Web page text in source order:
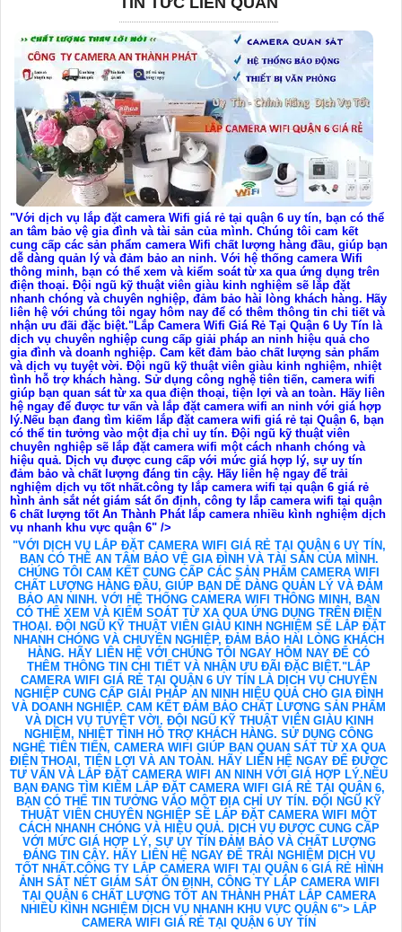
"Với dịch vụ lắp đặt camera Wifi giá rẻ tại quận 6 uy tín, bạn có thể
an tâm bảo vệ gia đình và tài sản của mình. Chúng tôi cam kết
cung cấp các sản phẩm camera Wifi chất lượng hàng đầu, giúp bạn
dễ dàng quản lý và đảm bảo an ninh. Với hệ thống camera Wifi
thông minh, bạn có thể xem và kiểm soát từ xa qua ứng dụng trên
điện thoại. Đội ngũ kỹ thuật viên giàu kinh nghiệm sẽ lắp đặt
nhanh chóng và chuyên nghiệp, đảm bảo hài lòng khách hàng. Hãy
liên hệ với chúng tôi ngay hôm nay để có thêm thông tin chi tiết và
nhận ưu đãi đặc biệt."Lắp Camera Wifi Giá Rẻ Tại Quận 6 Uy Tín là
dịch vụ chuyên nghiệp cung cấp giải pháp an ninh hiệu quả cho
gia đình và doanh nghiệp. Cam kết đảm bảo chất lượng sản phẩm
và dịch vụ tuyệt vời. Đội ngũ kỹ thuật viên giàu kinh nghiệm, nhiệt
tình hỗ trợ khách hàng. Sử dụng công nghệ tiên tiến, camera wifi
giúp bạn quan sát từ xa qua điện thoại, tiện lợi và an toàn. Hãy liên
hệ ngay để được tư vấn và lắp đặt camera wifi an ninh với giá hợp
lý.Nếu bạn đang tìm kiếm lắp đặt camera wifi giá rẻ tại Quận 6, bạn
có thể tin tưởng vào một địa chỉ uy tín. Đội ngũ kỹ thuật viên
chuyên nghiệp sẽ lắp đặt camera wifi một cách nhanh chóng và
hiệu quả. Dịch vụ được cung cấp với mức giá hợp lý, sự uy tín
đảm bảo và chất lượng đáng tin cậy. Hãy liên hệ ngay để trải
nghiệm dịch vụ tốt nhất.công ty lắp camera wifi tại quận 6 giá rẻ
hình ảnh sắt nét giám sát ổn định, công ty lắp camera wifi tại quận
6 chất lượng tốt An Thành Phát lắp camera nhiều kình nghiệm dịch
vụ nhanh khu vực quận 6" />
"VỚI DỊCH VỤ LẮP ĐẶT CAMERA WIFI GIÁ RẺ TẠI QUẬN 6 UY TÍN,
BẠN CÓ THỂ AN TÂM BẢO VỆ GIA ĐÌNH VÀ TÀI SẢN CỦA MÌNH.
CHÚNG TÔI CAM KẾT CUNG CẤP CÁC SẢN PHẨM CAMERA WIFI
CHẤT LƯỢNG HÀNG ĐẦU, GIÚP BẠN DỄ DÀNG QUẢN LÝ VÀ ĐẢM
BẢO AN NINH. VỚI HỆ THỐNG CAMERA WIFI THÔNG MINH, BẠN
CÓ THỂ XEM VÀ KIỂM SOÁT TỪ XA QUA ỨNG DỤNG TRÊN ĐIỆN
THOẠI. ĐỘI NGŨ KỸ THUẬT VIÊN GIÀU KINH NGHIỆM SẼ LẮP ĐẶT
NHANH CHÓNG VÀ CHUYÊN NGHIỆP, ĐẢM BẢO HÀI LÒNG KHÁCH
HÀNG. HÃY LIÊN HỆ VỚI CHÚNG TÔI NGAY HÔM NAY ĐỂ CÓ
THÊM THÔNG TIN CHI TIẾT VÀ NHẬN ƯU ĐÃI ĐẶC BIỆT."LẮP
CAMERA WIFI GIÁ RẺ TẠI QUẬN 6 UY TÍN LÀ DỊCH VỤ CHUYÊN
NGHIỆP CUNG CẤP GIẢI PHÁP AN NINH HIỆU QUẢ CHO GIA ĐÌNH
VÀ DOANH NGHIỆP. CAM KẾT ĐẢM BẢO CHẤT LƯỢNG SẢN PHẨM
VÀ DỊCH VỤ TUYỆT VỜI. ĐỘI NGŨ KỸ THUẬT VIÊN GIÀU KINH
NGHIỆM, NHIỆT TÌNH HỖ TRỢ KHÁCH HÀNG. SỬ DỤNG CÔNG
NGHỆ TIÊN TIẾN, CAMERA WIFI GIÚP BẠN QUAN SÁT TỪ XA QUA
ĐIỆN THOẠI, TIỆN LỢI VÀ AN TOÀN. HÃY LIÊN HỆ NGAY ĐỂ ĐƯỢC
TƯ VẤN VÀ LẮP ĐẶT CAMERA WIFI AN NINH VỚI GIÁ HỢP LÝ.NẾU
BẠN ĐANG TÌM KIẾM LẮP ĐẶT CAMERA WIFI GIÁ RẺ TẠI QUẬN 6,
BẠN CÓ THỂ TIN TƯỞNG VÀO MỘT ĐỊA CHỈ UY TÍN. ĐỘI NGŨ KỸ
THUẬT VIÊN CHUYÊN NGHIỆP SẼ LẮP ĐẶT CAMERA WIFI MỘT
CÁCH NHANH CHÓNG VÀ HIỆU QUẢ. DỊCH VỤ ĐƯỢC CUNG CẤP
VỚI MỨC GIÁ HỢP LÝ, SỰ UY TÍN ĐẢM BẢO VÀ CHẤT LƯỢNG
ĐÁNG TIN CẬY. HÃY LIÊN HỆ NGAY ĐỂ TRẢI NGHIỆM DỊCH VỤ
TỐT NHẤT.CÔNG TY LẮP CAMERA WIFI TẠI QUẬN 6 GIÁ RẺ HÌNH
ẢNH SẮT NÉT GIÁM SÁT ỔN ĐỊNH, CÔNG TY LẮP CAMERA WIFI
TẠI QUẬN 6 CHẤT LƯỢNG TỐT AN THÀNH PHÁT LẮP CAMERA
NHIỀU KÌNH NGHIỆM DỊCH VỤ NHANH KHU VỰC QUẬN 6"> LẮP
CAMERA WIFI GIÁ RẺ TẠI QUẬN 6 UY TÍN